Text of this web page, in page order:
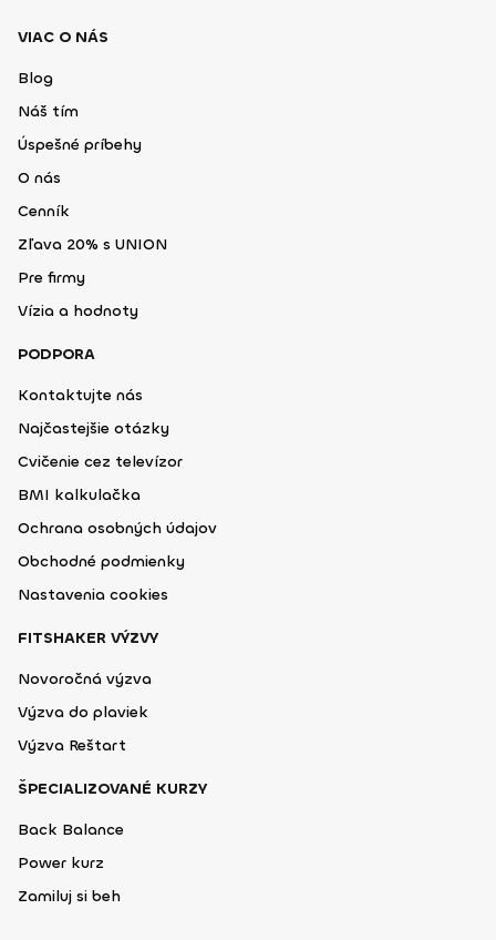
VIAC O NÁS
Blog
Náš tím
Úspešné príbehy
O nás
Cenník
Zľava 20% s UNION
Pre firmy
Vízia a hodnoty
PODPORA
Kontaktujte nás
Najčastejšie otázky
Cvičenie cez televízor
BMI kalkulačka
Ochrana osobných údajov
Obchodné podmienky
Nastavenia cookies
FITSHAKER VÝZVY
Novoročná výzva
Výzva do plaviek
Výzva Reštart
ŠPECIALIZOVANÉ KURZY
Back Balance
Power kurz
Zamiluj si beh